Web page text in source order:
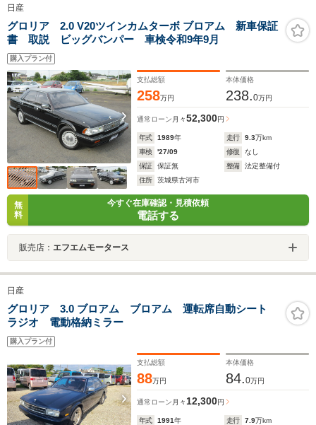
日産
グロリア 2.0 V20ツインカムターボ ブロアム 新車保証
書 取説 ビッグバンパー 車検令和9年9月
購入プラン付
支払総額
258万円
本体価格
238.0万円
通常ローン 月々52,300円
年式 1989年 走行 9.3万km
車検
'27/09 修復
なし
保証
保証無 整備
法定整備付
住所
茨城県古河市
無
料
今すぐ在庫確認・見積依頼
電話する
販売店： エフエムモータース
日産
グロリア 3.0 ブロアム ブロアム 運転席自動シート
ラジオ 電動格納ミラー
購入プラン付
支払総額
88万円
本体価格
84.0万円
通常ローン 月々 12,300円
年式 1991年 走行 7.9万km